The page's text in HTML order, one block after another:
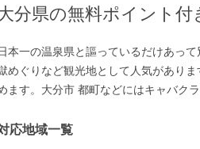
分県の無料ポイント付
本一の温泉県と謳っているだけあっ
めぐりなど観光地として人気があり
ます。大分市 都町などにはキャバク
応地域一覧